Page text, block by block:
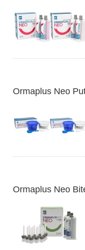
Ormaplus Neo
Ormaplus Neo